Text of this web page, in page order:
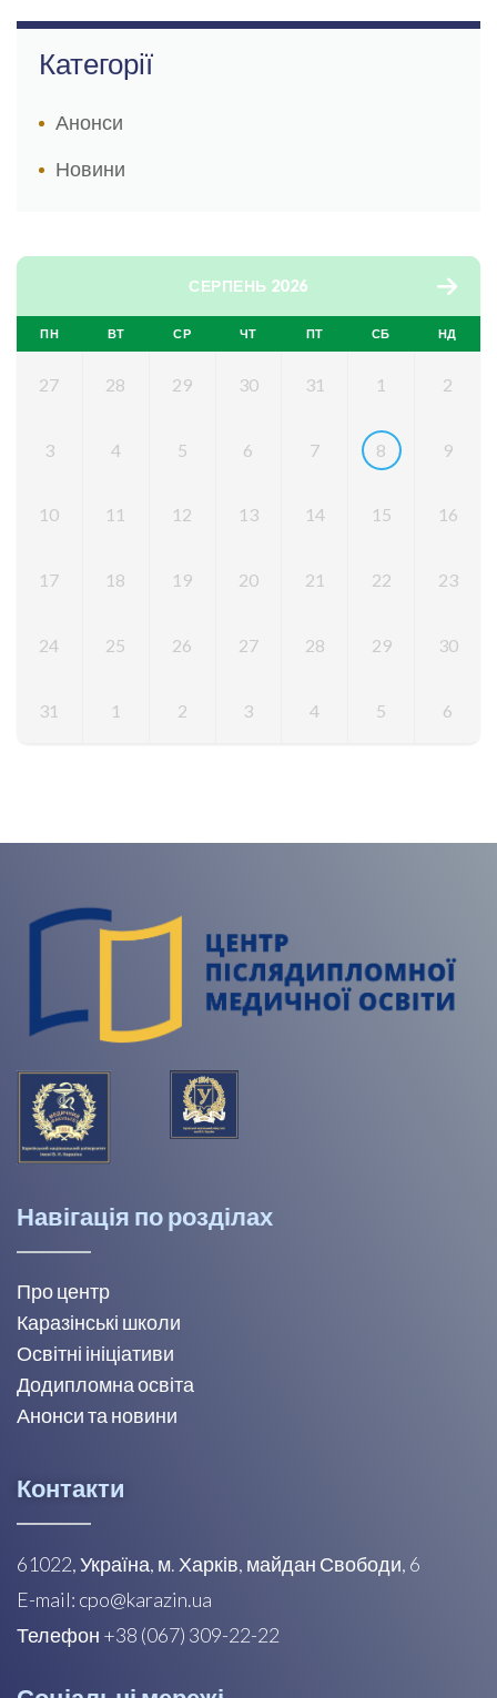
Категорії
Анонси
Новини
СЕРПЕНЬ 2026
ПН ВТ СР ЧТ ПТ СБ НД
27 28 29 30 31 1 2
3 4 5 6 7 8 9
10 11 12 13 14 15 16
17 18 19 20 21 22 23
24 25 26 27 28 29 30
31 1 2 3 4 5 6
Навігація по розділах
Про центр
Каразінські школи
Освітні ініціативи
Додипломна освіта
Анонси та новини
Контакти
61022, Україна, м. Харків, майдан Свободи, 6
E-mail: cpo@karazin.ua
Телефон +38 (067) 309-22-22